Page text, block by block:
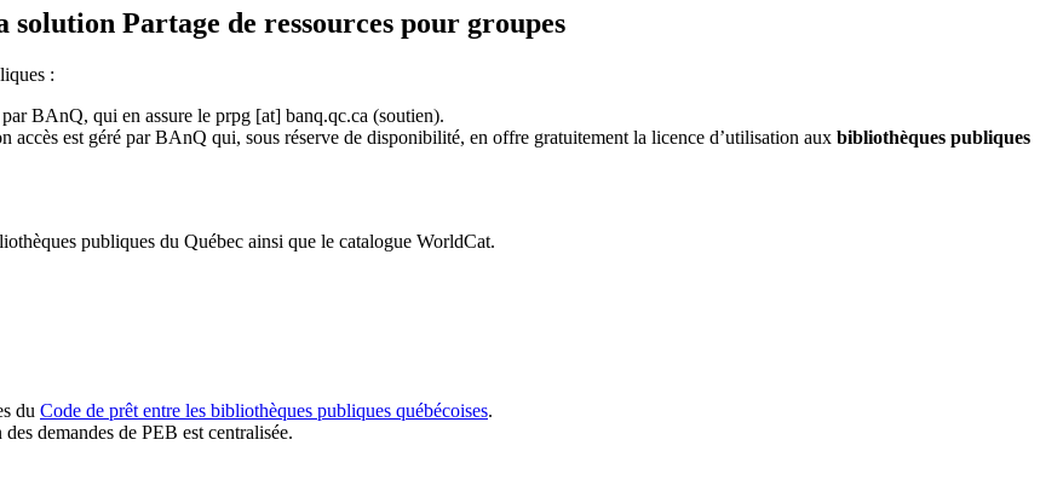
Partage de ressources pour groupes
:
BAnQ, qui en assure le prpg [at] banq.qc.ca (soutien).
accès est géré par BAnQ qui, sous réserve de disponibilité, en offre gratuitement la licence d’utilisation aux bibliothèques publiques
publiques du Québec ainsi que le catalogue WorldCat.
du Code de prêt entre les bibliothèques publiques québécoises.
demandes de PEB est centralisée.